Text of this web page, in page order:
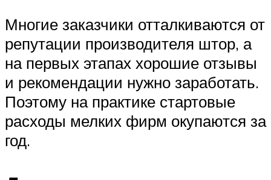
Многие заказчики отталкиваются от
репутации производителя штор, а
на первых этапах хорошие отзывы
и рекомендации нужно заработать.
Поэтому на практике стартовые
расходы мелких фирм окупаются за
год.